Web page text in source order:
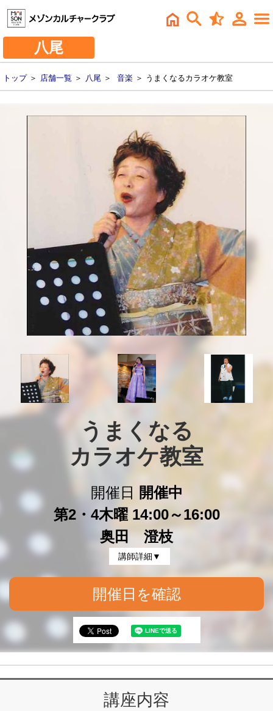
八尾
トップ＞ 店舗一覧 ＞ 八尾 ＞ 音楽 ＞ うまくなるカラオケ教室
うまくなる
カラオケ教室
開催日
開催中
第2・4木曜 14:00～16:00
奥田 澄枝
講師詳細▼
開催日を確認
講座内容